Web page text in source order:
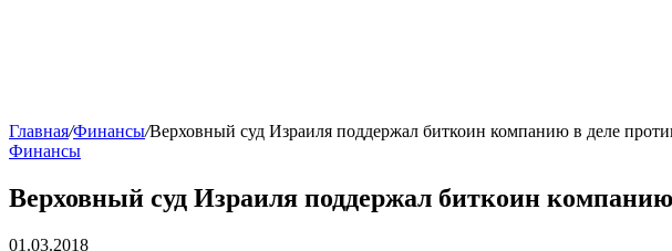
Главная/Финансы/Верховный суд Израиля поддержал биткоин компанию в деле
Финансы
Верховный суд Израиля поддержал биткоин
01.03.2018